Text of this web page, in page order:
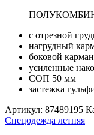
с отрезной
нагрудный
боковой
усиленные
СОП 50 мм
застежка
Артикул: 87489195
Спецодежда летняя